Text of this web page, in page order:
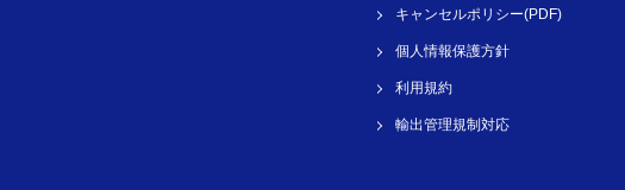
キャンセルポリシー(PDF)
個人情報保護方針
利用規約
輸出管理規制対応